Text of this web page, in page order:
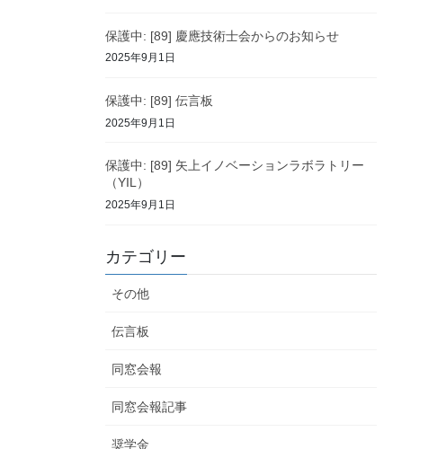
保護中: [89] 慶應技術士会からのお知らせ
2025年9月1日
保護中: [89] 伝言板
2025年9月1日
保護中: [89] 矢上イノベーションラボラトリー
（YIL）
2025年9月1日
カテゴリー
その他
伝言板
同窓会報
同窓会報記事
奨学金